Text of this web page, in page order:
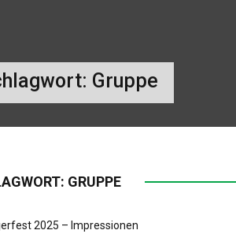
Gruppe
GRUPPE